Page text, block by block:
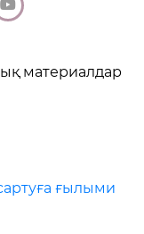
материалдар
ғылыми